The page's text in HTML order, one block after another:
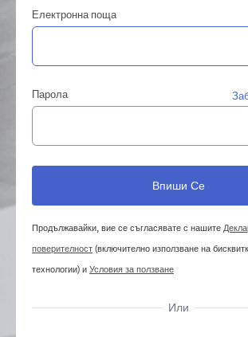
Електронна поща
Парола
Продължавайки, вие се съгласявате с нашите
поверителност(включително използване на
технологии) иУсловия за ползване
Или